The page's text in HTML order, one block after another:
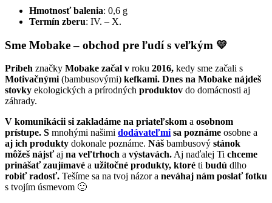
Hmotnosť balenia: 0,6 g
Termín zberu: IV. – X.
Sme Mobake – obchod pre ľudí s veľkým 💛
Príbeh značky Mobake začal v roku 2016, kedy sme začali s
Motivačnými(bambusovými) kefkami. Dnes na Mobake nájdeš
stovky ekologických a prírodných produktov do domácnosti aj
záhrady.
V komunikácii si zakladáme na priateľskom a osobnom
prístupe. S mnohými našimi dodávateľmisa poznáme osobne a
aj ich produkty dokonale poznáme. Náš bambusový stánok
môžeš nájsťaj na veľtrhoch a výstavách.Aj naďalej Ti chceme
prinášaťzaujímavé a užitočné produkty, ktoré ti budú dlho
robiť radosť. Tešíme sa na tvoj názor a neváhaj nám poslať fotku
s tvojím úsmevom 🙂